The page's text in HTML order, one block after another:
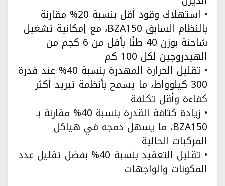
• استهلاك وقود أقل بنسبة 20% مقارنة
بالنظام السابق BZA150، مع إمكانية تشغيل
شاحنة بوزن 40 طنًا بأقل من 6 كجم من
الهيدروجين لكل 100 كم
• تقليل الحرارة المهدرة بنسبة 40% عند قدرة
300 كيلوواط، ما يسمح بأنظمة تبريد أكثر
كفاءة وأقل تكلفة
• زيادة كثافة القدرة بنسبة 40% مقارنة بـ
BZA150، ما يسهل دمجه في هياكل
المركبات الحالية
• تقليل التعقيد بنسبة 40% بفضل تقليل عدد
المكونات والواجهات